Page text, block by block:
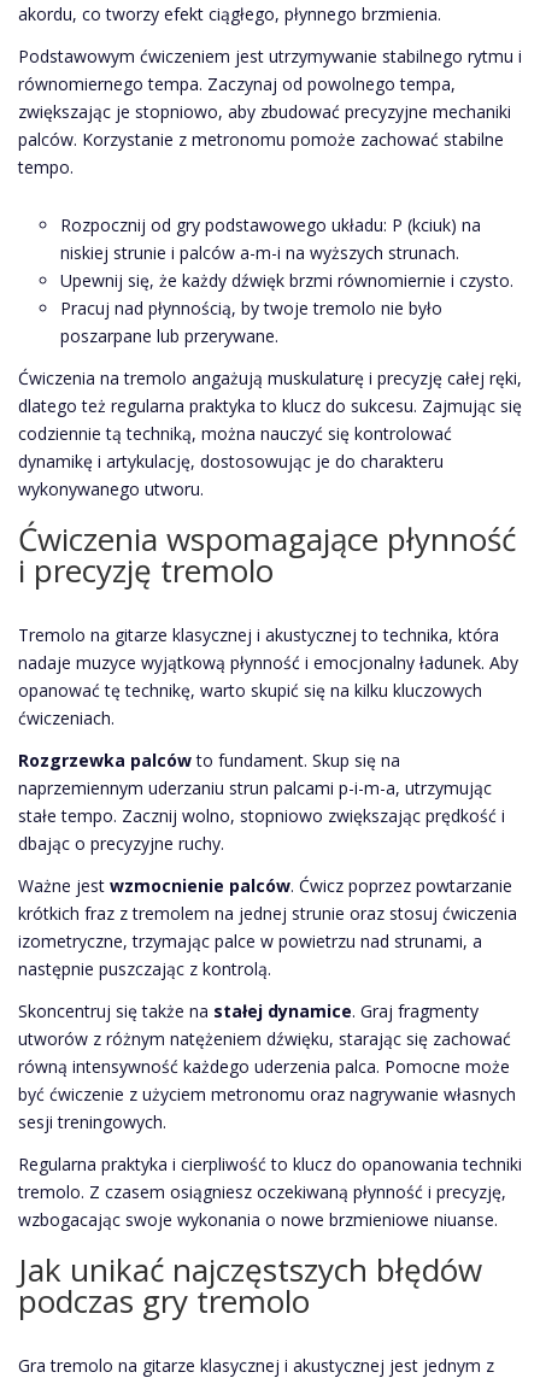
akordu, co tworzy efekt ciągłego, płynnego brzmienia.
Podstawowym ćwiczeniem jest utrzymywanie stabilnego rytmu i
równomiernego tempa. Zaczynaj od powolnego tempa,
zwiększając je stopniowo, aby zbudować precyzyjne mechaniki
palców. Korzystanie z metronomu pomoże zachować stabilne
tempo.
Rozpocznij od gry podstawowego układu: P (kciuk) na
niskiej strunie i palców a-m-i na wyższych strunach.
Upewnij się, że każdy dźwięk brzmi równomiernie i czysto.
Pracuj nad płynnością, by twoje tremolo nie było
poszarpane lub przerywane.
Ćwiczenia na tremolo angażują muskulaturę i precyzję całej ręki,
dlatego też regularna praktyka to klucz do sukcesu. Zajmując się
codziennie tą techniką, można nauczyć się kontrolować
dynamikę i artykulację, dostosowując je do charakteru
wykonywanego utworu.
Ćwiczenia wspomagające płynność
i precyzję tremolo
Tremolo na gitarze klasycznej i akustycznej to technika, która
nadaje muzyce wyjątkową płynność i emocjonalny ładunek. Aby
opanować tę technikę, warto skupić się na kilku kluczowych
ćwiczeniach.
Rozgrzewka palcówto fundament. Skup się na
naprzemiennym uderzaniu strun palcami p-i-m-a, utrzymując
stałe tempo. Zacznij wolno, stopniowo zwiększając prędkość i
dbając o precyzyjne ruchy.
Ważne jest wzmocnienie palców. Ćwicz poprzez powtarzanie
krótkich fraz z tremolem na jednej strunie oraz stosuj ćwiczenia
izometryczne, trzymając palce w powietrzu nad strunami, a
następnie puszczając z kontrolą.
Skoncentruj się także na stałej dynamice. Graj fragmenty
utworów z różnym natężeniem dźwięku, starając się zachować
równą intensywność każdego uderzenia palca. Pomocne może
być ćwiczenie z użyciem metronomu oraz nagrywanie własnych
sesji treningowych.
Regularna praktyka i cierpliwość to klucz do opanowania techniki
tremolo. Z czasem osiągniesz oczekiwaną płynność i precyzję,
wzbogacając swoje wykonania o nowe brzmieniowe niuanse.
Jak unikać najczęstszych błędów
podczas gry tremolo
Gra tremolo na gitarze klasycznej i akustycznej jest jednym z